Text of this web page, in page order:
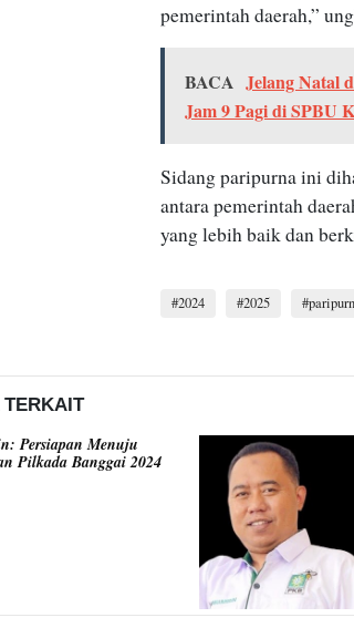
pemerintah daerah,”
BACA Jelang Natal
Jam 9 Pagi di SPBU
Sidang paripurna ini
antara pemerintah
yang lebih baik dan
2024 2025
TERKAIT
Persiapan Menuju
Pilkada Banggai 2024